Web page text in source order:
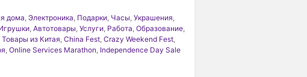
дома, Электроника, Подарки, Часы, Украшения,
, Автотовары, Услуги, Работа, Образование,
Товары из Китая, China Fest, Crazy Weekend Fest,
, Online Services Marathon, Independence Day Sale